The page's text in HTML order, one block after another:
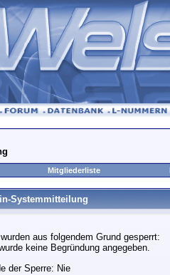
Mitgliederliste
Systemmitteilung
aus folgendem Grund gesperrt:
keine Begründung angegeben.
der Sperre: Nie